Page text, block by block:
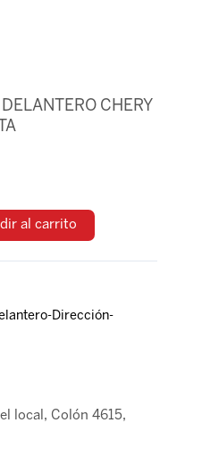
CHERY
al carrito
Dirección-
local, Colón 4615,